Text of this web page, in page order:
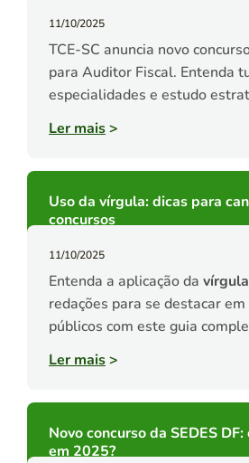
11/10/2025
TCE-SC anuncia novo
para Auditor Fiscal. Entenda
especialidades e estudo
Ler mais>
Uso da vírgula: dicas para
concursos
11/10/2025
Entenda a aplicação da vírgula
redações para se destacar em
públicos com este guia
Ler mais>
Novo concurso da SEDES
em 2025?